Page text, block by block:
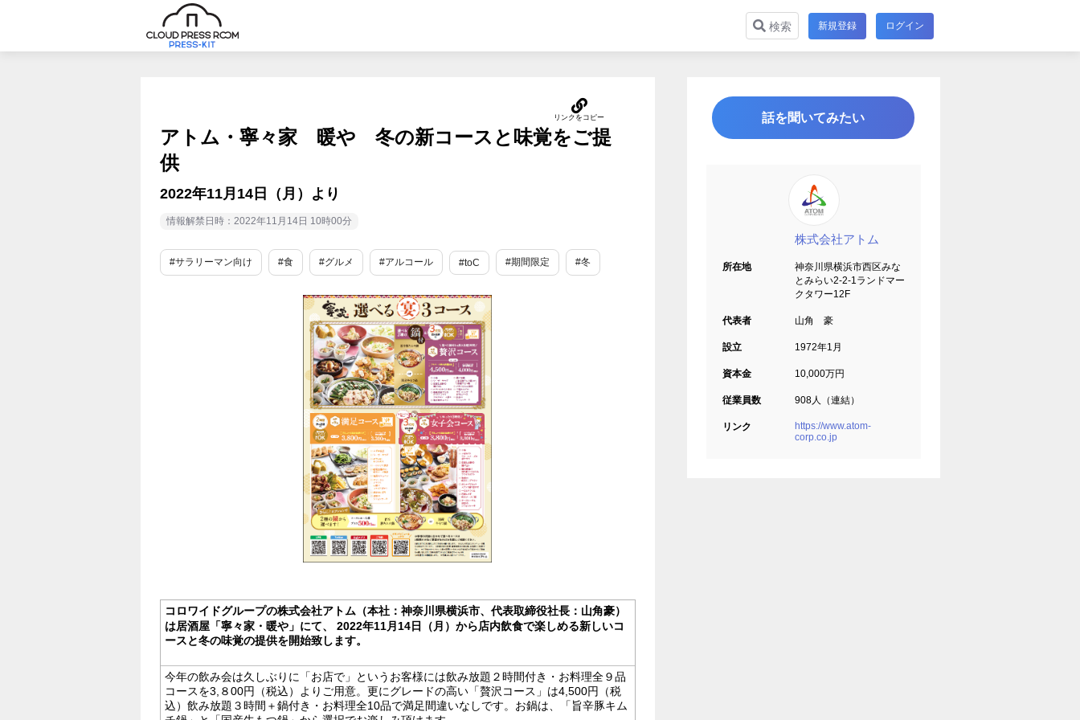
検索 新規登録 ログイン
アトム・寧々家 暖や 冬の新コースと味覚をご提
供
2022年11月14日（月）より
情報解禁日時：2022年11月14日 10時00分
#サラリーマン向け #食 #グルメ #アルコール #toC #期間限定 #冬
コロワイドグループの株式会社アトム（本社：神奈川県横浜市、代表取締役社長：山角豪）
は居酒屋「寧々家・暖や」にて、 2022年11月14日（月）から店内飲食で楽しめる新しいコ
ースと冬の味覚の提供を開始致します。
今年の飲み会は久しぶりに「お店で」というお客様には飲み放題２時間付き・お料理全９品
コースを3,８00円（税込）よりご用意。更にグレードの高い「贅沢コース」は4,500円（税
込）飲み放題３時間＋鍋付き・お料理全10品で満足間違いなしです。お鍋は、「旨辛豚キム
話を聞いてみたい
株式会社アトム
所在地
神奈川県横浜市西区みな
とみらい2-2-1ランドマー
クタワー12F
代表者 山角 豪
設立 1972年1月
資本金 10,000万円
従業員数 908人（連結）
リンク
https://www.atom-
corp.co.jp